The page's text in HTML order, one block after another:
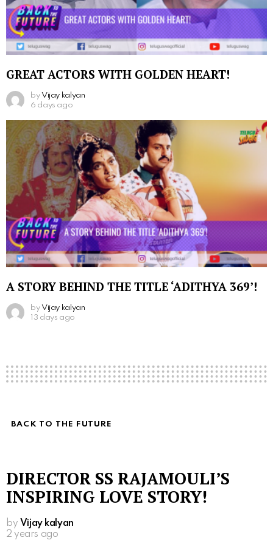
GREAT ACTORS WITH GOLDEN HEART!
by Vijay kalyan
6 days ago
A STORY BEHIND THE TITLE ‘ADITHYA 369’!
by Vijay kalyan
13 days ago
BACK TO THE FUTURE
DIRECTOR SS RAJAMOULI’S
INSPIRING LOVE STORY!
by Vijay kalyan
2 years ago